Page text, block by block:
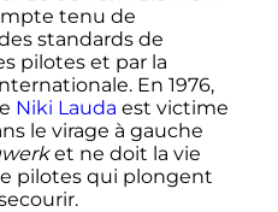
tenu de
standards de
pilotes et par la
En 1976,
Niki Lauda est victime
le virage à gauche
et ne doit la vie
pilotes qui plongent